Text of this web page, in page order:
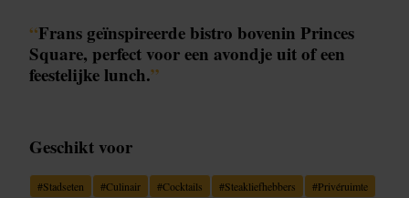
“Frans geïnspireerde bistro bovenin Princes
Square, perfect voor een avondje uit of een
feestelijke lunch.”
Geschikt voor
#Stadseten #Culinair #Cocktails #Steakliefhebbers #Privéruimte